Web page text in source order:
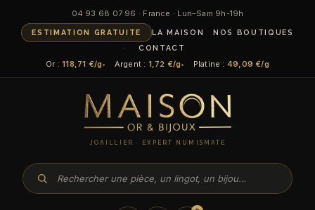
04 93 68 07 96 · France · Lun–Sam 9h-19h
ESTIMATION GRATUITE LA MAISON
NOS BOUTIQUES
CONTACT
Or :118,71 €/g Argent : 1,72 €/g Platine : 49,09 €/g
JOAILLIER · EXPERT NUMISMATE